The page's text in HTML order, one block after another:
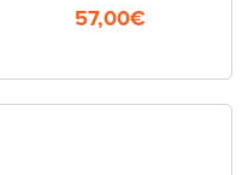
57,00€